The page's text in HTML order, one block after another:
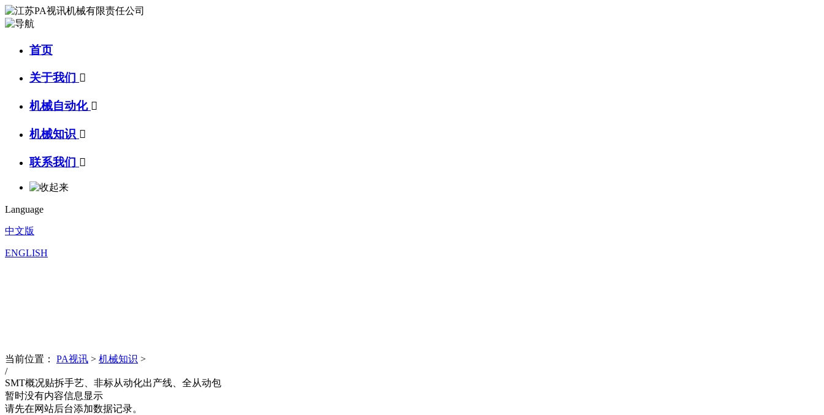
首页
关于我们 
机械自动化 
机械知识 
联系我们 
Language
中文版
ENGLISH
当前位置： PA视讯 > 机械知识 >
/
SMT概况贴拆手艺、非标从动化出产线、全从动包
暂时没有内容信息显示
请先在网站后台添加数据记录。